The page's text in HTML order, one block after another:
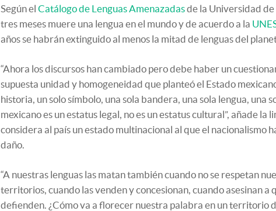
Según el Catálogo de Lenguas Amenazadasde la Universidad
tres meses muere una lengua en el mundo y de acuerdo a la
años se habrán extinguido al menos la mitad de lenguas del
“Ahora los discursos han cambiado pero debe haber un
supuesta unidad y homogeneidad que planteó el Estado
historia, un solo símbolo, una sola bandera, una sola lengua, una
mexicano es un estatus legal, no es un estatus cultural”, añade la
considera al país un estado multinacional al que el nacionalismo
daño.
“A nuestras lenguas las matan también cuando no se respetan
territorios, cuando las venden y concesionan, cuando asesinan a
defienden. ¿Cómo va a florecer nuestra palabra en un territorio